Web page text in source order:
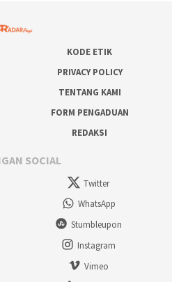
KODE ETIK
PRIVACY POLICY
TENTANG KAMI
FORM PENGADUAN
REDAKSI
SOCIAL
Twitter
WhatsApp
Stumbleupon
Instagram
Vimeo